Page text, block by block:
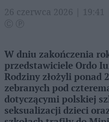
26 czerwca 2026 |
Ⓒ Ⓟ
W dniu zakończenia
przedstawiciele Ordo
Rodziny złożyli ponad
zebranych pod
dotyczącymi polskiej
seksualizacji dzieci